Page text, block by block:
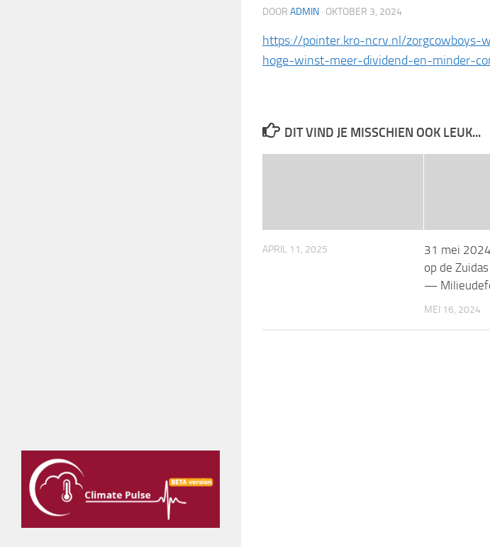
DOOR ADMIN · OKTOBER 3, 2024
https://pointer.kro-ncrv.nl/zorgcowboys-
hoge-winst-meer-dividend-en-minder-
DIT VIND JE MISSCHIEN OOK LEUK...
APRIL 11, 2025
31 mei
op de
—
MEI 16, 2024